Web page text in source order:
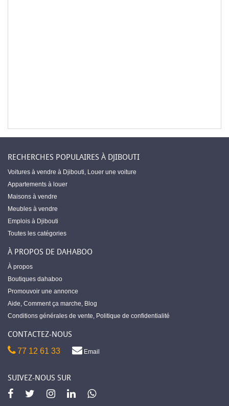
RECHERCHES POPULAIRES À DJIBOUTI
Voitures à vendre à Djibouti, Louer une voiture
Appartements à louer
Maisons à vendre
Meubles à vendre
Emplois à Djibouti
Toutes les catégories
À PROPOS DE DAHABOO
À propos
Boutiques dahaboo
Promouvoir une annonce
Aide, Comment ça marche, Blog
Conditions générales de vente, Politique de confidentialité
CONTACTEZ-NOUS
77 12 61 33 Email
SUIVEZ-NOUS SUR